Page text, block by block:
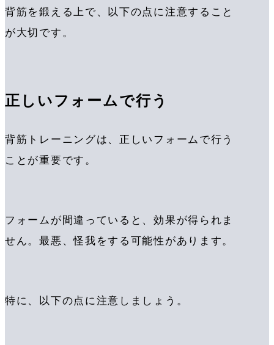
背筋を鍛える上で、以下の点に注意すること
が大切です。
正しいフォームで行う
背筋トレーニングは、正しいフォームで行う
ことが重要です。
フォームが間違っていると、効果が得られま
せん。最悪、怪我をする可能性があります。
特に、以下の点に注意しましょう。